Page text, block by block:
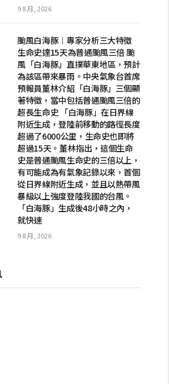
9 8 月, 2026
颱風白海豚︱專家分析三大特徵
生命史達15天為普通颱風三倍 颱
風「白海豚」直撲華東地區，預計
為該區帶來暴雨。中央氣象台首席
預報員董林介紹「白海豚」三個顯
著特徵，當中包括普通颱風三倍的
超長生命史 「白海豚」在日界線
附近生成，登陸前移動的路徑長度
超過了6000公里，生命史也即將
超過15天。董林指出，這個生命
史是普通颱風生命史的三倍以上，
有可能成為有氣象記錄以來，首個
從日界線附近生成，並且以熱帶風
暴級以上強度登陸我國的台風。
「白海豚」生成後48小時之內，
就快速
9 8 月, 2026